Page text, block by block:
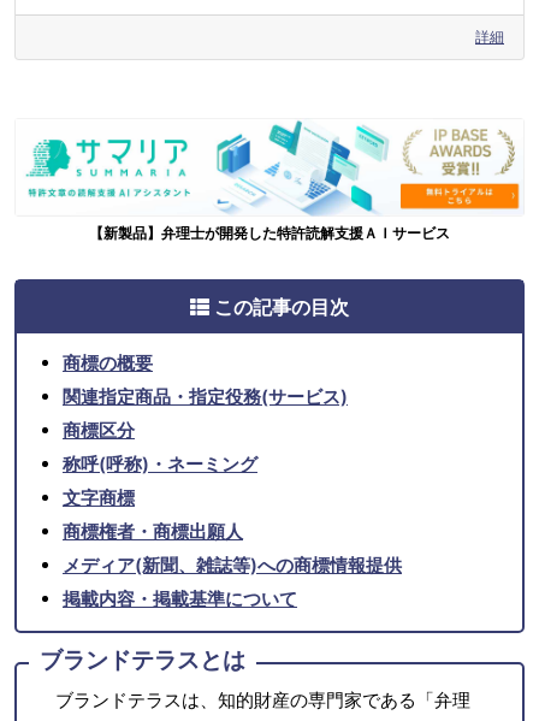
詳細
【新製品】弁理士が開発した特許読解支援ＡＩサービス
この記事の目次
商標の概要
関連指定商品・指定役務(サービス)
商標区分
称呼(呼称)・ネーミング
文字商標
商標権者・商標出願人
メディア(新聞、雑誌等)への商標情報提供
掲載内容・掲載基準について
ブランドテラスとは
ブランドテラスは、知的財産の専門家である「弁理